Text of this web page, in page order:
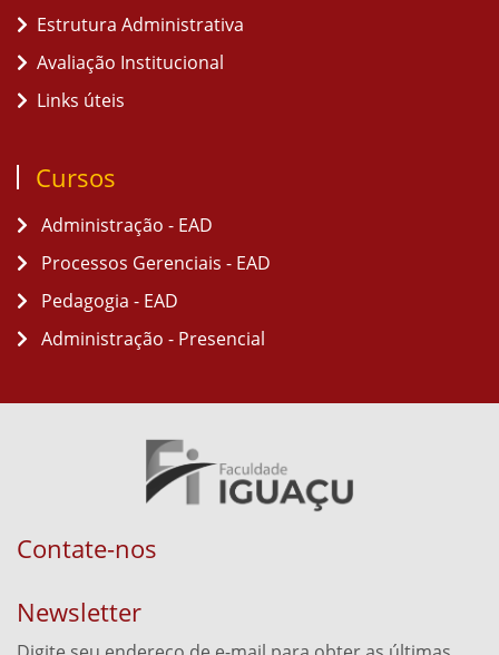
Estrutura Administrativa
Avaliação Institucional
Links úteis
Cursos
Administração - EAD
Processos Gerenciais - EAD
Pedagogia - EAD
Administração - Presencial
Contate-nos
Newsletter